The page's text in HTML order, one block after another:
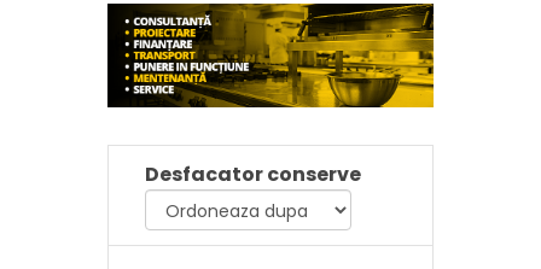
Desfacator conserve